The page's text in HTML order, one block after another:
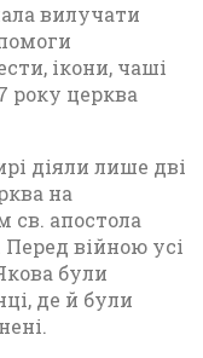
вилучати
ікони, чаші
року церква
діяли лише дві
на
св. апостола
війною усі
були
де й були